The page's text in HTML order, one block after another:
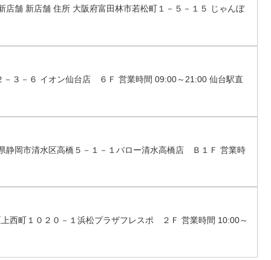
舗 新店舗 住所 大阪府富田林市若松町１－５－１５ じゃんぼ
３－６ イオン仙台店 ６Ｆ 営業時間 09:00～21:00 仙台駅直
静岡市清水区高橋５－１－１バロー清水高橋店 Ｂ１Ｆ 営業時
西町１０２０－１浜松プラザフレスポ ２Ｆ 営業時間 10:00～